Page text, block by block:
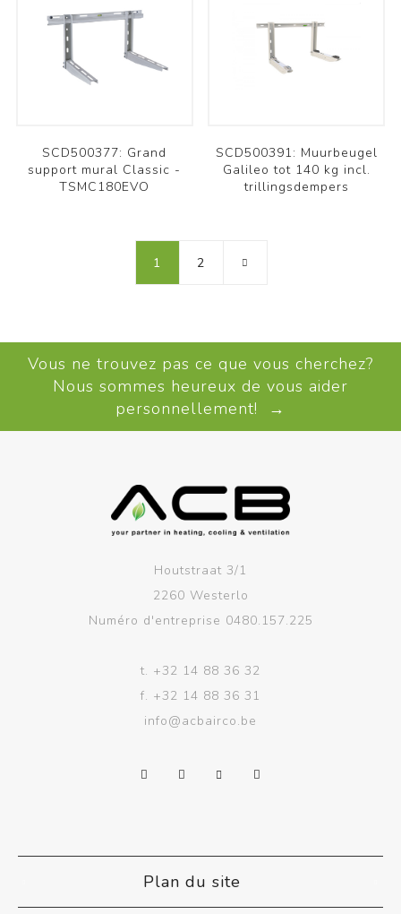
SCD500377: Grand
support mural Classic -
TSMC180EVO
SCD500391: Muurbeugel
Galileo tot 140 kg incl.
trillingsdempers
1 2
Vous ne trouvez pas ce que vous cherchez?
Nous sommes heureux de vous aider
personnellement! →
Houtstraat 3/1
2260 Westerlo
Numéro d'entreprise 0480.157.225
t. +32 14 88 36 32
f. +32 14 88 36 31
info@acbairco.be
Plan du site